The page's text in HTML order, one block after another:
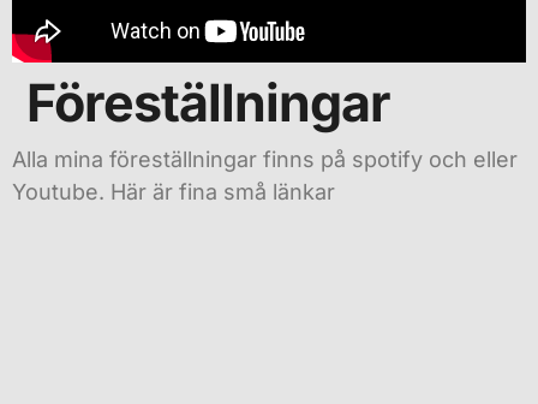
Föreställningar
Alla mina föreställningar finns på spotify och eller
Youtube. Här är fina små länkar